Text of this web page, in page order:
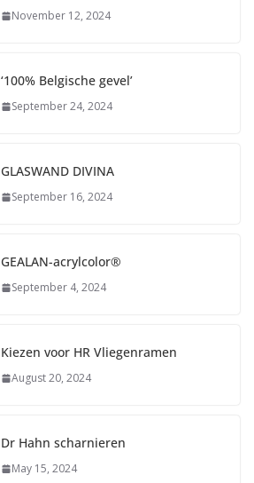
November 12, 2024
‘100% Belgische gevel’
September 24, 2024
GLASWAND DIVINA
September 16, 2024
GEALAN-acrylcolor®
September 4, 2024
Kiezen voor HR Vliegenramen
August 20, 2024
Dr Hahn scharnieren
May 15, 2024